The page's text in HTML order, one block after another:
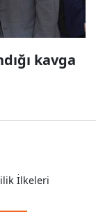
kavga
İlkeleri